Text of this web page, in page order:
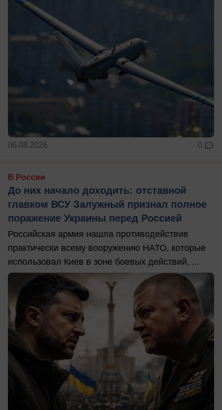
06.08.2026 0
В России
До них начало доходить: отставной
главком ВСУ Залужный признал полное
поражение Украины перед Россией
Российская армия нашла противодействие
практически всему вооружению НАТО, которые
использовал Киев в зоне боевых действий, ...